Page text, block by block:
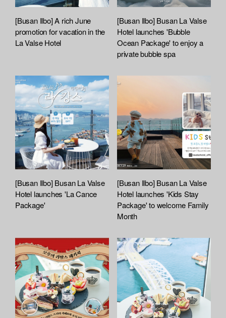
[Busan Ilbo] A rich June
promotion for vacation in the
La Valse Hotel
[Busan Ilbo] Busan La Valse
Hotel launches 'Bubble
Ocean Package' to enjoy a
private bubble spa
[Busan Ilbo] Busan La Valse
Hotel launches 'La Cance
Package'
[Busan Ilbo] Busan La Valse
Hotel launches 'Kids Stay
Package' to welcome Family
Month